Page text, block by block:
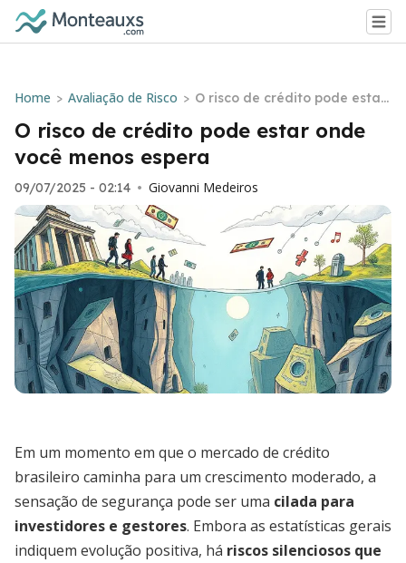
Home > Avaliação de Risco > O risco de crédito pode estar
onde você menos espera
O risco de crédito pode estar onde
você menos espera
09/07/2025 - 02:14 • Giovanni Medeiros
Em um momento em que o mercado de crédito
brasileiro caminha para um crescimento moderado, a
sensação de segurança pode ser uma cilada para
investidores e gestores. Embora as estatísticas gerais
indiquem evolução positiva, há riscos silenciosos que